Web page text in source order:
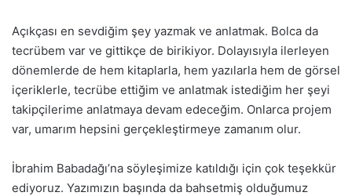
Açıkçası en sevdiğim şey yazmak ve anlatmak. Bolca da
tecrübem var ve gittikçe de birikiyor. Dolayısıyla ilerleyen
dönemlerde de hem kitaplarla, hem yazılarla hem de görsel
içeriklerle, tecrübe ettiğim ve anlatmak istediğim her şeyi
takipçilerime anlatmaya devam edeceğim. Onlarca projem
var, umarım hepsini gerçekleştirmeye zamanım olur.
İbrahim Babadağı’na söyleşimize katıldığı için çok teşekkür
ediyoruz. Yazımızın başında da bahsetmiş olduğumuz